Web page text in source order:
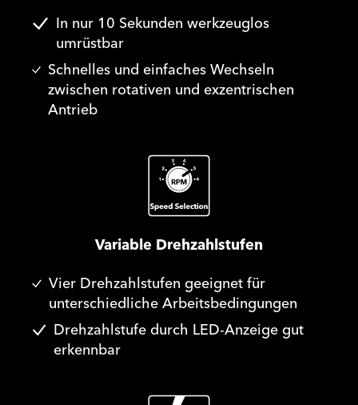
In nur 10 Sekunden werkzeuglos
umrüstbar
Schnelles und einfaches Wechseln
zwischen rotativen und exzentrischen
Antrieb
Variable Drehzahlstufen
Vier Drehzahlstufen geeignet für
unterschiedliche Arbeitsbedingungen
Drehzahlstufe durch LED-Anzeige gut
erkennbar